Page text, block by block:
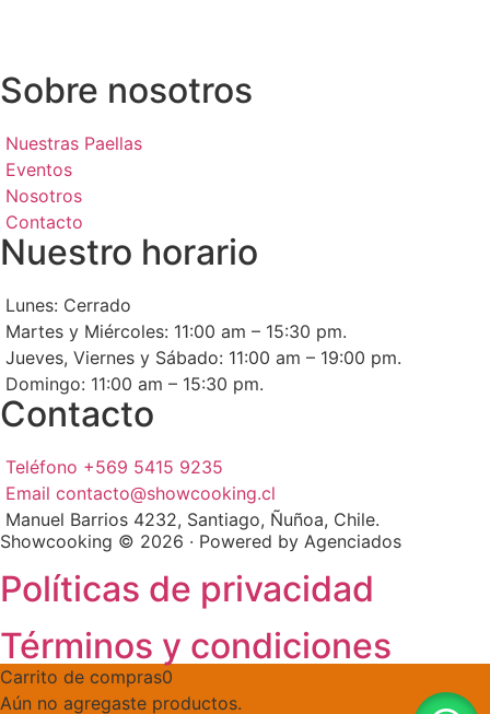
Sobre nosotros
Nuestras Paellas
Eventos
Nosotros
Contacto
Nuestro horario
Lunes: Cerrado
Martes y Miércoles: 11:00 am – 15:30 pm.
Jueves, Viernes y Sábado: 11:00 am – 19:00 pm.
Domingo: 11:00 am – 15:30 pm.
Contacto
Teléfono +569 5415 9235
Email contacto@showcooking.cl
Manuel Barrios 4232, Santiago, Ñuñoa, Chile.
Showcooking © 2026 · Powered by Agenciados
Políticas de privacidad
Términos y condiciones
Carrito de compras0
Aún no agregaste productos.